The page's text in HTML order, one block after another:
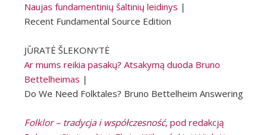
Naujas fundamentinių šaltinių leidinys |
Recent Fundamental Source Edition
JŪRATĖ ŠLEKONYTĖ
Ar mums reikia pasakų? Atsakymą duoda Bruno
Bettelheimas |
Do We Need Folktales? Bruno Bettelheim Answering
Folklor – tradycja i współczesność, pod redakcją